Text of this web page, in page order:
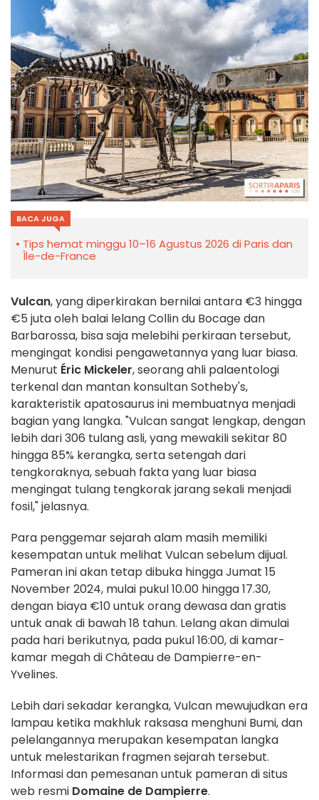
BACA JUGA
Tips hemat minggu 10–16 Agustus 2026 di Paris dan
Île-de-France
Vulcan, yang diperkirakan bernilai antara €3 hingga
€5 juta oleh balai lelang Collin du Bocage dan
Barbarossa, bisa saja melebihi perkiraan tersebut,
mengingat kondisi pengawetannya yang luar biasa.
Menurut Éric Mickeler, seorang ahli palaentologi
terkenal dan mantan konsultan Sotheby's,
karakteristik apatosaurus ini membuatnya menjadi
bagian yang langka. "Vulcan sangat lengkap, dengan
lebih dari 306 tulang asli, yang mewakili sekitar 80
hingga 85% kerangka, serta setengah dari
tengkoraknya, sebuah fakta yang luar biasa
mengingat tulang tengkorak jarang sekali menjadi
fosil," jelasnya.
Para penggemar sejarah alam masih memiliki
kesempatan untuk melihat Vulcan sebelum dijual.
Pameran ini akan tetap dibuka hingga Jumat 15
November 2024, mulai pukul 10.00 hingga 17.30,
dengan biaya €10 untuk orang dewasa dan gratis
untuk anak di bawah 18 tahun. Lelang akan dimulai
pada hari berikutnya, pada pukul 16:00, di kamar-
kamar megah di Château de Dampierre-en-
Yvelines.
Lebih dari sekadar kerangka, Vulcan mewujudkan era
lampau ketika makhluk raksasa menghuni Bumi, dan
pelelangannya merupakan kesempatan langka
untuk melestarikan fragmen sejarah tersebut.
Informasi dan pemesanan untuk pameran di situs
web resmi Domaine de Dampierre.